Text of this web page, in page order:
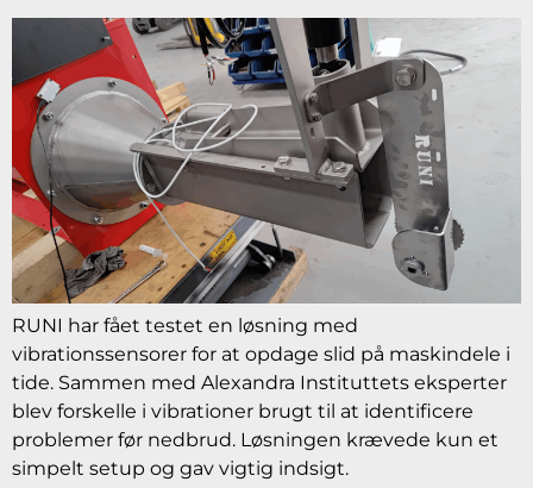
RUNI har fået testet en løsning med
vibrationssensorer for at opdage slid på maskindele i
tide. Sammen med Alexandra Instituttets eksperter
blev forskelle i vibrationer brugt til at identificere
problemer før nedbrud. Løsningen krævede kun et
simpelt setup og gav vigtig indsigt.